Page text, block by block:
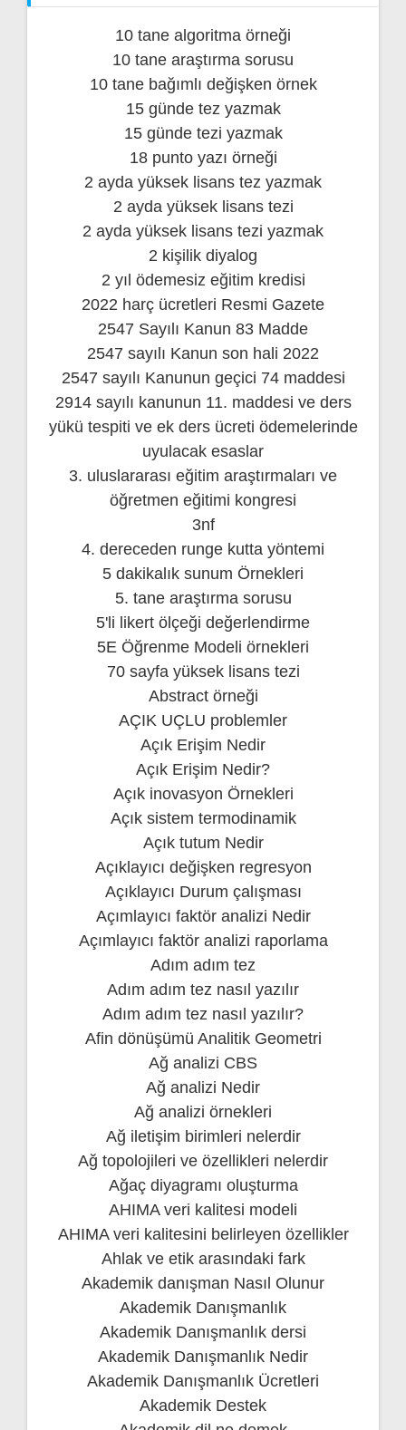
10 tane algoritma örneği
10 tane araştırma sorusu
10 tane bağımlı değişken örnek
15 günde tez yazmak
15 günde tezi yazmak
18 punto yazı örneği
2 ayda yüksek lisans tez yazmak
2 ayda yüksek lisans tezi
2 ayda yüksek lisans tezi yazmak
2 kişilik diyalog
2 yıl ödemesiz eğitim kredisi
2022 harç ücretleri Resmi Gazete
2547 Sayılı Kanun 83 Madde
2547 sayılı Kanun son hali 2022
2547 sayılı Kanunun geçici 74 maddesi
2914 sayılı kanunun 11. maddesi ve ders
yükü tespiti ve ek ders ücreti ödemelerinde
uyulacak esaslar
3. uluslararası eğitim araştırmaları ve
öğretmen eğitimi kongresi
3nf
4. dereceden runge kutta yöntemi
5 dakikalık sunum Örnekleri
5. tane araştırma sorusu
5'li likert ölçeği değerlendirme
5E Öğrenme Modeli örnekleri
70 sayfa yüksek lisans tezi
Abstract örneği
AÇIK UÇLU problemler
Açık Erişim Nedir
Açık Erişim Nedir?
Açık inovasyon Örnekleri
Açık sistem termodinamik
Açık tutum Nedir
Açıklayıcı değişken regresyon
Açıklayıcı Durum çalışması
Açımlayıcı faktör analizi Nedir
Açımlayıcı faktör analizi raporlama
Adım adım tez
Adım adım tez nasıl yazılır
Adım adım tez nasıl yazılır?
Afin dönüşümü Analitik Geometri
Ağ analizi CBS
Ağ analizi Nedir
Ağ analizi örnekleri
Ağ iletişim birimleri nelerdir
Ağ topolojileri ve özellikleri nelerdir
Ağaç diyagramı oluşturma
AHIMA veri kalitesi modeli
AHIMA veri kalitesini belirleyen özellikler
Ahlak ve etik arasındaki fark
Akademik danışman Nasıl Olunur
Akademik Danışmanlık
Akademik Danışmanlık dersi
Akademik Danışmanlık Nedir
Akademik Danışmanlık Ücretleri
Akademik Destek